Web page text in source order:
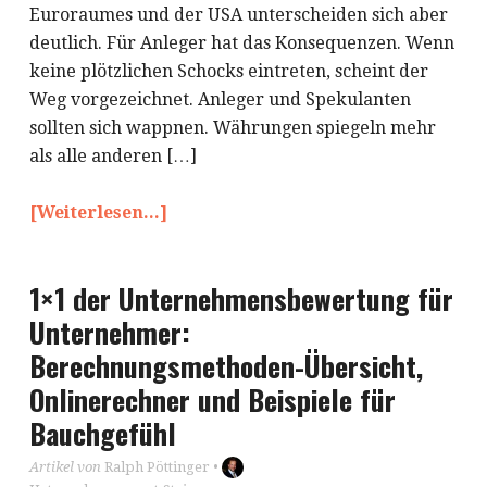
Euroraumes und der USA unterscheiden sich aber
deutlich. Für Anleger hat das Konsequenzen. Wenn
keine plötzlichen Schocks eintreten, scheint der
Weg vorgezeichnet. Anleger und Spekulanten
sollten sich wappnen. Währungen spiegeln mehr
als alle anderen […]
[Weiterlesen...]
1×1 der Unternehmensbewertung für
Unternehmer:
Berechnungsmethoden-Übersicht,
Onlinerechner und Beispiele für
Bauchgefühl
Artikel von Ralph Pöttinger •